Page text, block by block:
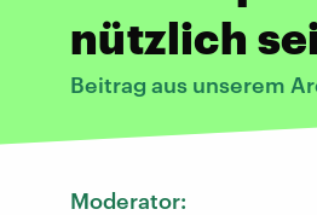
nützlich
Beitrag aus unserem
Moderator: